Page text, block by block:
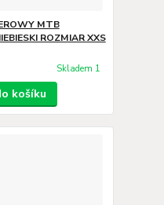
MTB
ROZMIAR XXS
Skladem 1
košíku